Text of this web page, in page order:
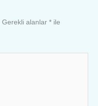
Gerekli alanlar * ile